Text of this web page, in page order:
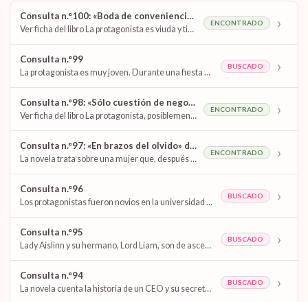
Consulta n.°100: «Boda de conveniencia» de Emma Darcy
Ver ficha del libro La protagonista es viuda y tiene un hijo de tres años. Posiblemente vive con…
ENCONTRADO ›
Consulta n.°99
La protagonista es muy joven. Durante una fiesta el protagonista, que está algo ebrio, mantiene relaciones con ella…
BUSCADO ›
Consulta n.°98: «Sólo cuestión de negocios» de Sara Craven
Ver ficha del libro La protagonista, posiblemente llamada Paige, está en un bar con sus amigas. Después de…
ENCONTRADO ›
Consulta n.°97: «En brazos del olvido» de Susan Meier
La novela trata sobre una mujer que, después de varios años sin tener contacto con su esposo, viaja…
ENCONTRADO ›
Consulta n.°96
Los protagonistas fueron novios en la universidad o en la escuela, pero la relación no continuó porque él…
BUSCADO ›
Consulta n.°95
Lady Aislinn y su hermano, Lord Liam, son de ascendencia india y regresan a Inglaterra tras la muerte…
BUSCADO ›
Consulta n.°94
La novela cuenta la historia de un CEO y su secretaria. Los protagonistas tienen una aventura, pero él…
BUSCADO ›